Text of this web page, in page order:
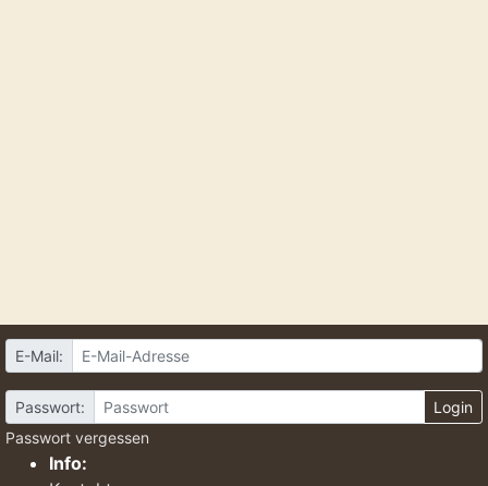
E-Mail:
Passwort:
Login
Passwort vergessen
Info: